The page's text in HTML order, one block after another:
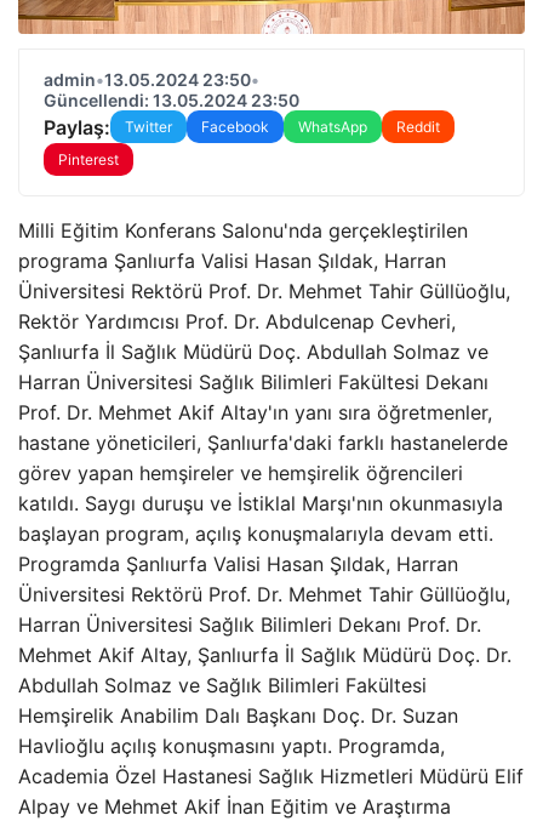
admin•13.05.2024 23:50•
Güncellendi: 13.05.2024 23:50
Paylaş: Twitter Facebook WhatsApp
Reddit
Pinterest
Milli Eğitim Konferans Salonu'nda gerçekleştirilen
programa Şanlıurfa Valisi Hasan Şıldak, Harran
Üniversitesi Rektörü Prof. Dr. Mehmet Tahir Güllüoğlu,
Rektör Yardımcısı Prof. Dr. Abdulcenap Cevheri,
Şanlıurfa İl Sağlık Müdürü Doç. Abdullah Solmaz ve
Harran Üniversitesi Sağlık Bilimleri Fakültesi Dekanı
Prof. Dr. Mehmet Akif Altay'ın yanı sıra öğretmenler,
hastane yöneticileri, Şanlıurfa'daki farklı hastanelerde
görev yapan hemşireler ve hemşirelik öğrencileri
katıldı. Saygı duruşu ve İstiklal Marşı'nın okunmasıyla
başlayan program, açılış konuşmalarıyla devam etti.
Programda Şanlıurfa Valisi Hasan Şıldak, Harran
Üniversitesi Rektörü Prof. Dr. Mehmet Tahir Güllüoğlu,
Harran Üniversitesi Sağlık Bilimleri Dekanı Prof. Dr.
Mehmet Akif Altay, Şanlıurfa İl Sağlık Müdürü Doç. Dr.
Abdullah Solmaz ve Sağlık Bilimleri Fakültesi
Hemşirelik Anabilim Dalı Başkanı Doç. Dr. Suzan
Havlioğlu açılış konuşmasını yaptı. Programda,
Academia Özel Hastanesi Sağlık Hizmetleri Müdürü Elif
Alpay ve Mehmet Akif İnan Eğitim ve Araştırma